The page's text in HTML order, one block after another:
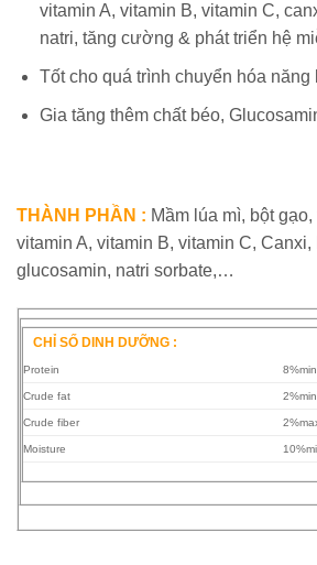
vitamin A, vitamin B, vitamin C,
natri, tăng cường & phát triển hệ
Tốt cho quá trình chuyển hóa
Gia tăng thêm chất béo,
THÀNH PHẦN : Mầm lúa mì, bột
vitamin A, vitamin B, vitamin C, Canxi,
glucosamin, natri sorbate,…
CHỈ SỐ DINH DƯỠNG :
Protein 8%min
Crude fat 2%min
Crude fiber
Moisture